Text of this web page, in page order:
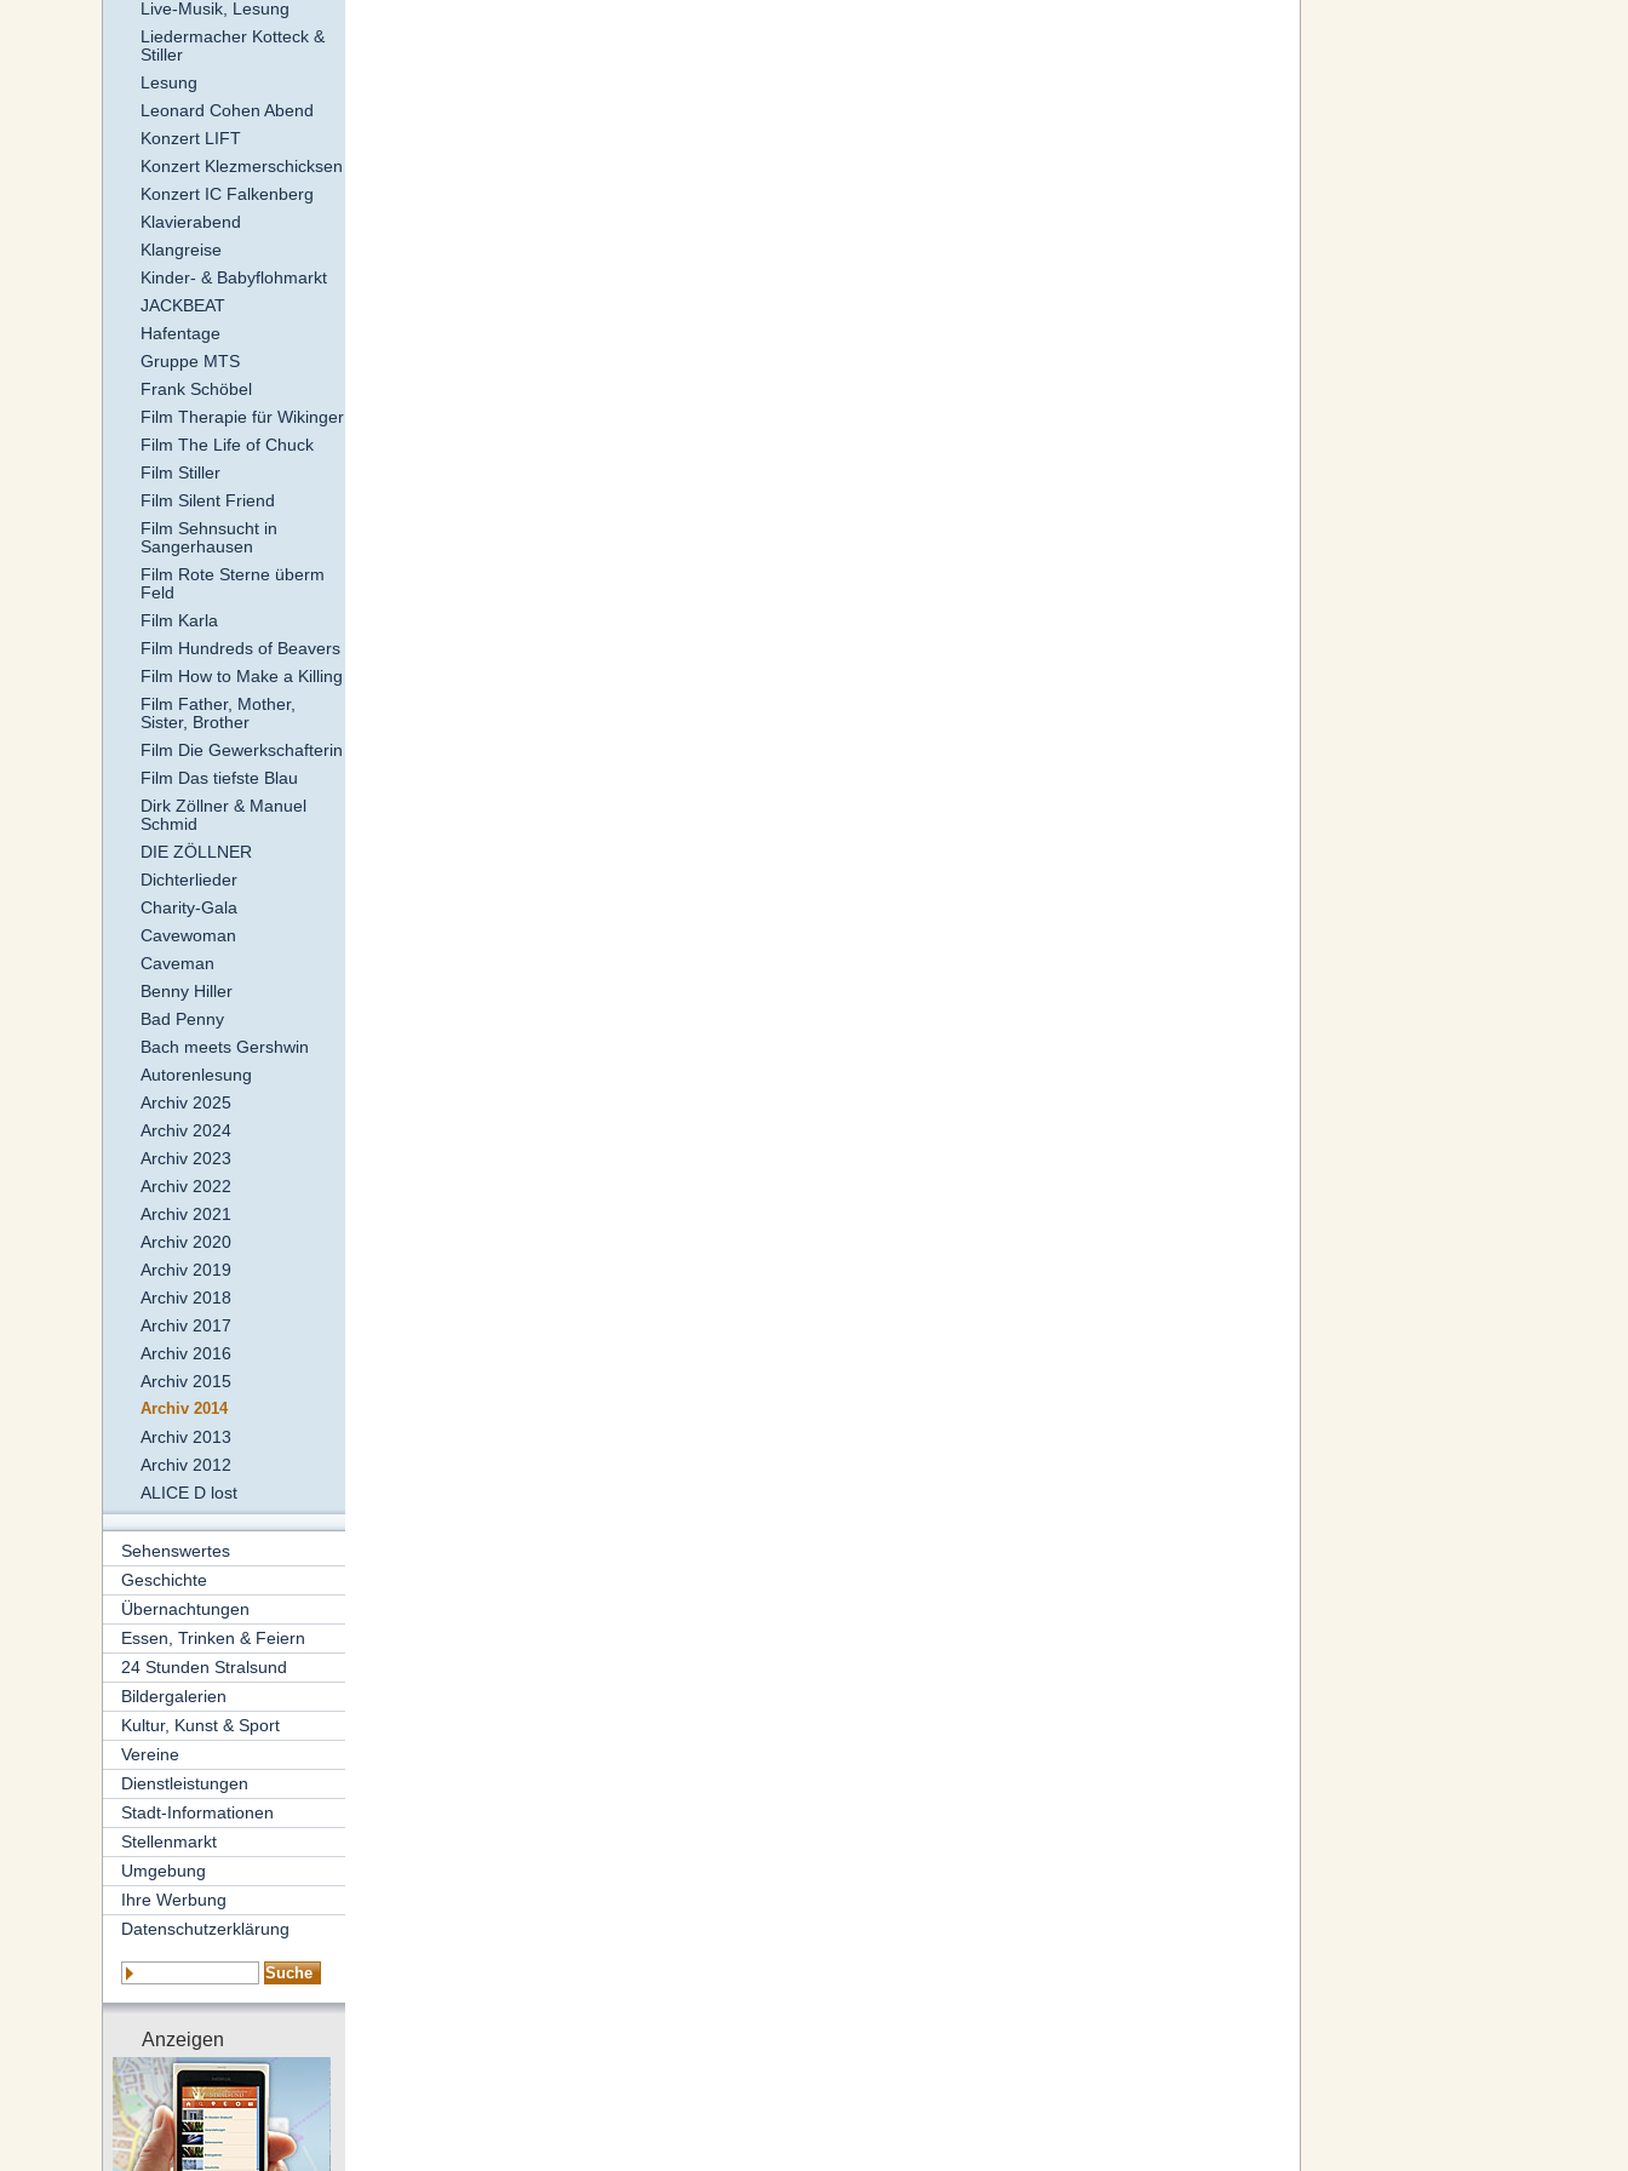
Live-Musik, Lesung
Liedermacher Kotteck &
Stiller
Lesung
Leonard Cohen Abend
Konzert LIFT
Konzert Klezmerschicksen
Konzert IC Falkenberg
Klavierabend
Klangreise
Kinder- & Babyflohmarkt
JACKBEAT
Hafentage
Gruppe MTS
Frank Schöbel
Film Therapie für Wikinger
Film The Life of Chuck
Film Stiller
Film Silent Friend
Film Sehnsucht in
Sangerhausen
Film Rote Sterne überm
Feld
Film Karla
Film Hundreds of Beavers
Film How to Make a Killing
Film Father, Mother,
Sister, Brother
Film Die Gewerkschafterin
Film Das tiefste Blau
Dirk Zöllner & Manuel
Schmid
DIE ZÖLLNER
Dichterlieder
Charity-Gala
Cavewoman
Caveman
Benny Hiller
Bad Penny
Bach meets Gershwin
Autorenlesung
Archiv 2025
Archiv 2024
Archiv 2023
Archiv 2022
Archiv 2021
Archiv 2020
Archiv 2019
Archiv 2018
Archiv 2017
Archiv 2016
Archiv 2015
Archiv 2014
Archiv 2013
Archiv 2012
ALICE D lost
Sehenswertes
Geschichte
Übernachtungen
Essen, Trinken & Feiern
24 Stunden Stralsund
Bildergalerien
Kultur, Kunst & Sport
Vereine
Dienstleistungen
Stadt-Informationen
Stellenmarkt
Umgebung
Ihre Werbung
Datenschutzerklärung
Anzeigen